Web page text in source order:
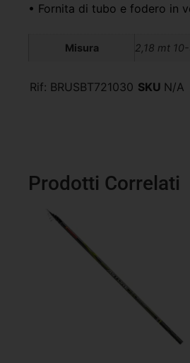
• Fornita di tubo e fodero in
Misura 2,18 mt
Rif: BRUSBT721030 SKU N/A
Prodotti Correlati